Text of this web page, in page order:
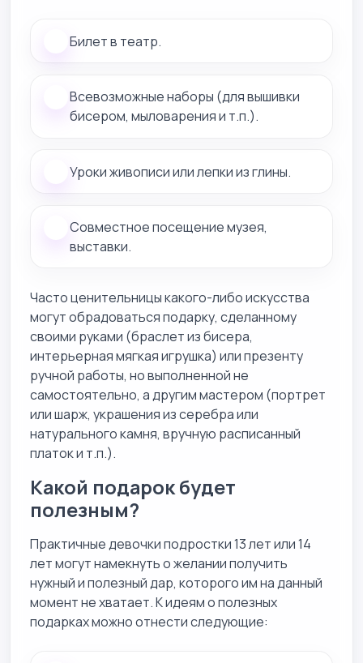
Билет в театр.
Всевозможные наборы (для вышивки
бисером, мыловарения и т.п.).
Уроки живописи или лепки из глины.
Совместное посещение музея,
выставки.
Часто ценительницы какого-либо искусства
могут обрадоваться подарку, сделанному
своими руками (браслет из бисера,
интерьерная мягкая игрушка) или презенту
ручной работы, но выполненной не
самостоятельно, а другим мастером (портрет
или шарж, украшения из серебра или
натурального камня, вручную расписанный
платок и т.п.).
Какой подарок будет
полезным?
Практичные девочки подростки 13 лет или 14
лет могут намекнуть о желании получить
нужный и полезный дар, которого им на данный
момент не хватает. К идеям о полезных
подарках можно отнести следующие: